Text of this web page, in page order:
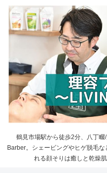
鶴見市場駅から徒歩2分、八丁
Barber。シェービングやヒゲ脱毛
れる顔そりは癒しと乾燥